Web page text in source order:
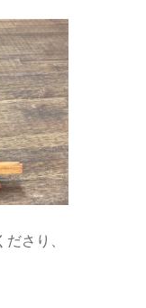
さり、